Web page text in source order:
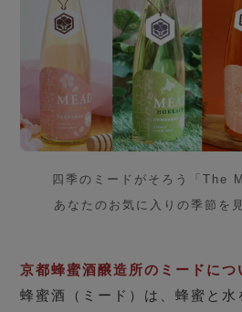
四季のミードがそろう「The
あなたのお気に入りの季節を
京都蜂蜜酒醸造所のミードにつ
蜂蜜酒（ミード）は、蜂蜜と水